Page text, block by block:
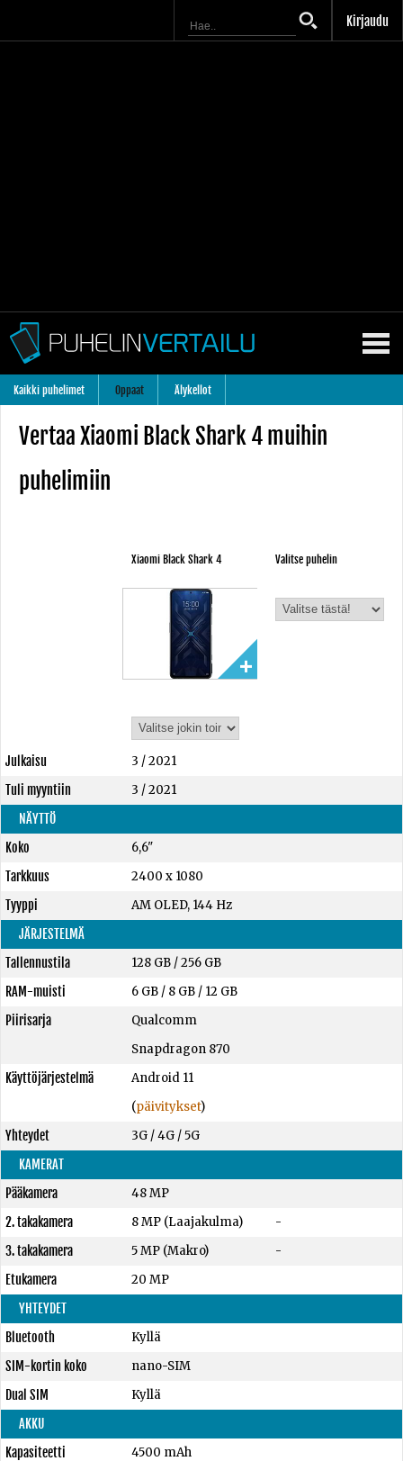
Kirjaudu
Kaikki puhelimet Oppaat Älykellot
Vertaa Xiaomi Black Shark 4 muihin
puhelimiin
Xiaomi Black Shark 4 Valitse puhelin
Julkaisu
3 / 2021
Tuli myyntiin
3 / 2021
NÄYTTÖ
Koko
6,6"
Tarkkuus
2400 x 1080
Tyyppi
AM OLED, 144 Hz
JÄRJESTELMÄ
Tallennustila
128 GB/256 GB
RAM-muisti
6 GB/ 8 GB/ 12 GB
Piirisarja
Qualcomm
Snapdragon 870
Käyttöjärjestelmä
Android 11
(päivitykset)
Yhteydet
3G / 4G / 5G
KAMERAT
Pääkamera
48 MP
2. takakamera
8 MP (Laajakulma)
-
3. takakamera
5 MP (Makro)
-
Etukamera
20 MP
YHTEYDET
Bluetooth
Kyllä
SIM-kortin koko
nano-SIM
Dual SIM
Kyllä
AKKU
Kapasiteetti
4500 mAh